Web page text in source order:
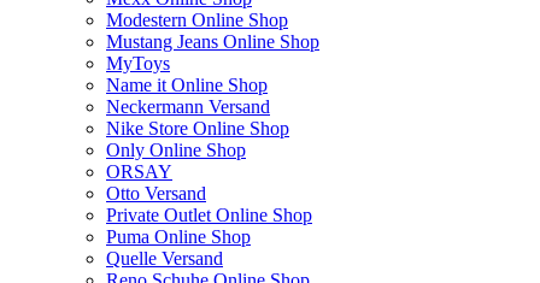
Modestern Online Shop
Mustang Jeans Online Shop
MyToys
Name it Online Shop
Neckermann Versand
Nike Store Online Shop
Only Online Shop
ORSAY
Otto Versand
Private Outlet Online Shop
Puma Online Shop
Quelle Versand